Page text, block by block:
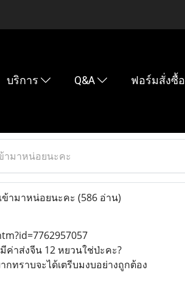
บริการ Q&A ฟอร์มสั่งซื้อ
ามาหน่อยนะคะ
ข้ามาหน่อยนะคะ (586 อ่าน)
าส่งจีน 12 หยวนใช่ป่ะคะ?
ทราบจะได้เตรีบมงบอย่างถูกต้อง